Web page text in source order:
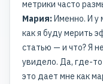
метрики часто
Мария:Именно. И у
как я буду мерить
статью — и что? Я
увидело. Да, где-то
это дает мне как